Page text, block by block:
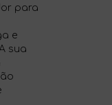
para
e
sua